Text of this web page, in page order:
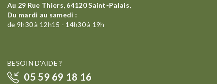
Au 29 Rue Thiers, 64120 Saint-Palais,
Du mardi au samedi :
de 9h30 à 12h15 - 14h30 à 19h
BESOIN D'AIDE ?
05 59 69 18 16